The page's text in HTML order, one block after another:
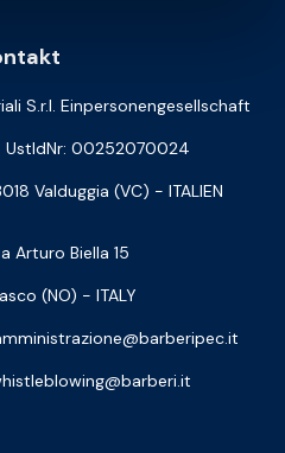
S.r.l. Einpersonengesellschaft
UstIdNr: 00252070024
Valduggia (VC) - ITALIEN
Arturo Biella 15
(NO) - ITALY